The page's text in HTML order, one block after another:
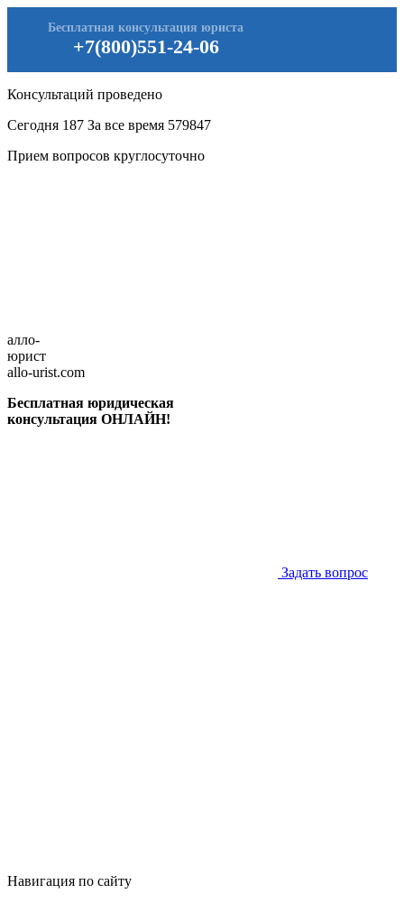
+7(800)551-24-06
Бесплатная консультация юриста
Консультаций проведено
Сегодня 187 За все время 579847
Прием вопросов круглосуточно
алло-
юрист
allo-urist.com
Бесплатная юридическая
консультация ОНЛАЙН!
Задать вопрос
Навигация по сайту